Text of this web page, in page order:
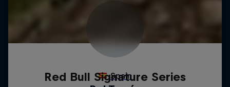
Red Bull Signature Series